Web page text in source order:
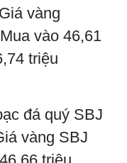
vàng
vào 46,61
triệu
đá quý SBJ
vàng SBJ